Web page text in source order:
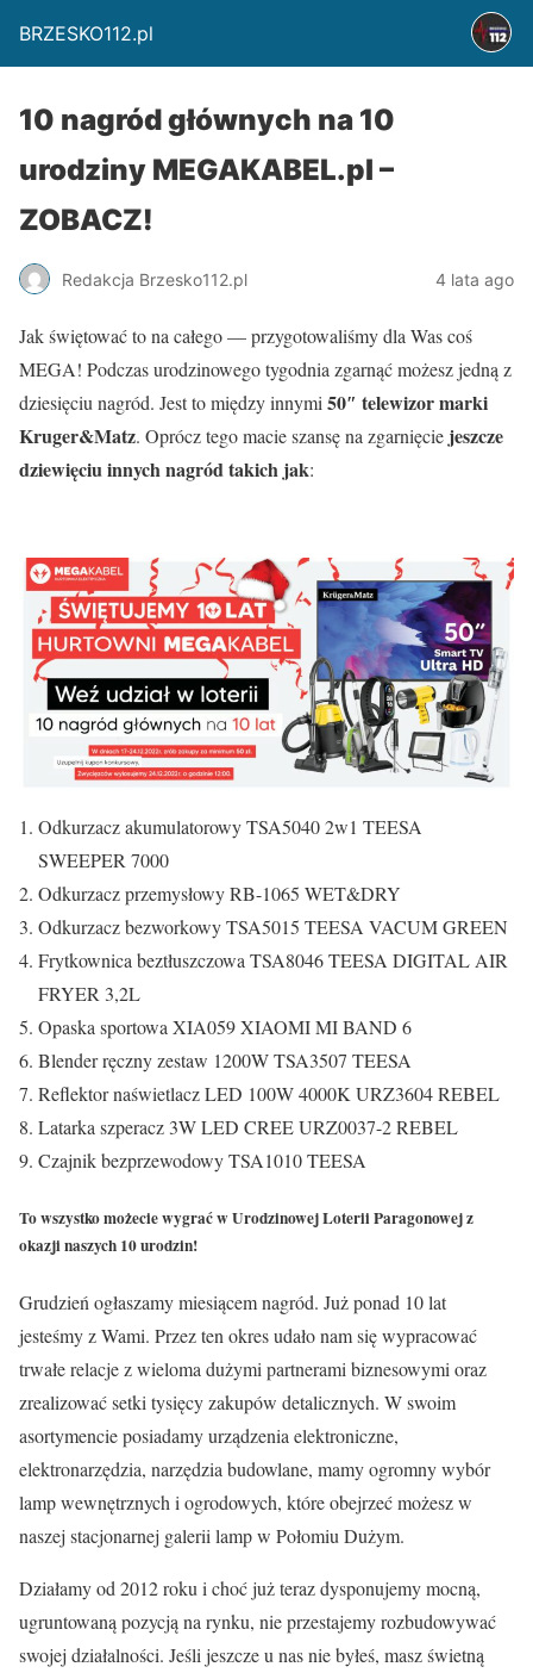
BRZESKO112.pl
10 nagród głównych na 10
urodziny MEGAKABEL.pl –
ZOBACZ!
Redakcja Brzesko112.pl 4 lata ago
Jak świętować to na całego — przygotowaliśmy dla Was coś
MEGA! Podczas urodzinowego tygodnia zgarnąć możesz jedną z
dziesięciu nagród. Jest to między innymi 50″ telewizor marki
Kruger&Matz. Oprócz tego macie szansę na zgarnięcie jeszcze
dziewięciu innych nagród takich jak:
Odkurzacz akumulatorowy TSA5040 2w1 TEESA
SWEEPER 7000
Odkurzacz przemysłowy RB-1065 WET&DRY
Odkurzacz bezworkowy TSA5015 TEESA VACUM GREEN
Frytkownica beztłuszczowa TSA8046 TEESA DIGITAL AIR
FRYER 3,2L
Opaska sportowa XIA059 XIAOMI MI BAND 6
Blender ręczny zestaw 1200W TSA3507 TEESA
Reflektor naświetlacz LED 100W 4000K URZ3604 REBEL
Latarka szperacz 3W LED CREE URZ0037-2 REBEL
Czajnik bezprzewodowy TSA1010 TEESA
To wszystko możecie wygrać w Urodzinowej Loterii Paragonowej z
okazji naszych 10 urodzin!
Grudzień ogłaszamy miesiącem nagród. Już ponad 10 lat
jesteśmy z Wami. Przez ten okres udało nam się wypracować
trwałe relacje z wieloma dużymi partnerami biznesowymi oraz
zrealizować setki tysięcy zakupów detalicznych. W swoim
asortymencie posiadamy urządzenia elektroniczne,
elektronarzędzia, narzędzia budowlane, mamy ogromny wybór
lamp wewnętrznych i ogrodowych, które obejrzeć możesz w
naszej stacjonarnej galerii lamp w Połomiu Dużym.
Działamy od 2012 roku i choć już teraz dysponujemy mocną,
ugruntowaną pozycją na rynku, nie przestajemy rozbudowywać
swojej działalności. Jeśli jeszcze u nas nie byłeś, masz świetną